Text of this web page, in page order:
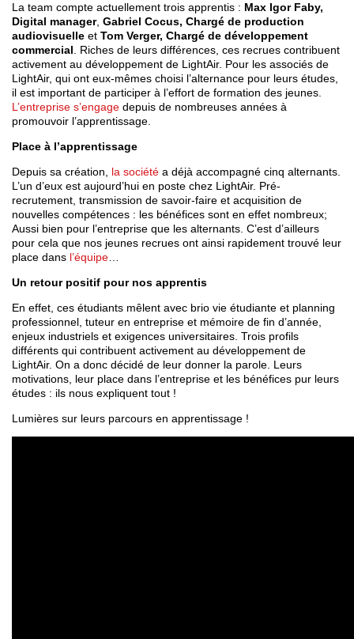
La team compte actuellement trois apprentis : Max Igor Faby,
Digital manager, Gabriel Cocus, Chargé de production
audiovisuelle et Tom Verger, Chargé de développement
commercial. Riches de leurs différences, ces recrues contribuent
activement au développement de LightAir. Pour les associés de
LightAir, qui ont eux-mêmes choisi l’alternance pour leurs études,
il est important de participer à l’effort de formation des jeunes.
L’entreprise s’engage depuis de nombreuses années à
promouvoir l’apprentissage.
Place à l’apprentissage
Depuis sa création, la société a déjà accompagné cinq alternants.
L’un d’eux est aujourd’hui en poste chez LightAir. Pré-
recrutement, transmission de savoir-faire et acquisition de
nouvelles compétences : les bénéfices sont en effet nombreux;
Aussi bien pour l’entreprise que les alternants. C’est d’ailleurs
pour cela que nos jeunes recrues ont ainsi rapidement trouvé leur
place dans l’équipe…
Un retour positif pour nos apprentis
En effet, ces étudiants mêlent avec brio vie étudiante et planning
professionnel, tuteur en entreprise et mémoire de fin d’année,
enjeux industriels et exigences universitaires. Trois profils
différents qui contribuent activement au développement de
LightAir. On a donc décidé de leur donner la parole. Leurs
motivations, leur place dans l’entreprise et les bénéfices pur leurs
études : ils nous expliquent tout !
Lumières sur leurs parcours en apprentissage !